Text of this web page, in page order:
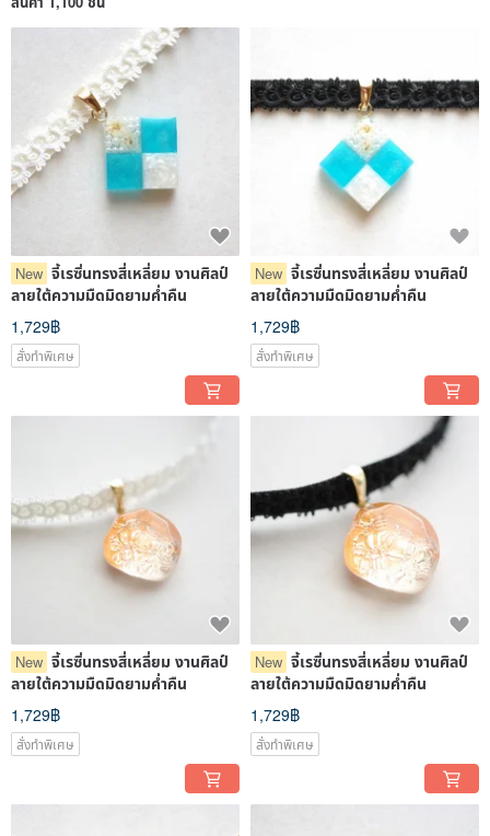
New จี้เรซิ่นทรงสี่เหลี่ยม งานศิลป์
ลายใต้ความมืดมิดยามค่ำคืน
1,729฿
สั่งทำพิเศษ
New จี้เรซิ่นทรงสี่เหลี่ยม งานศิลป์
ลายใต้ความมืดมิดยามค่ำคืน
1,729฿
สั่งทำพิเศษ
New จี้เรซิ่นทรงสี่เหลี่ยม งานศิลป์
ลายใต้ความมืดมิดยามค่ำคืน
1,729฿
สั่งทำพิเศษ
New จี้เรซิ่นทรงสี่เหลี่ยม งานศิลป์
ลายใต้ความมืดมิดยามค่ำคืน
1,729฿
สั่งทำพิเศษ